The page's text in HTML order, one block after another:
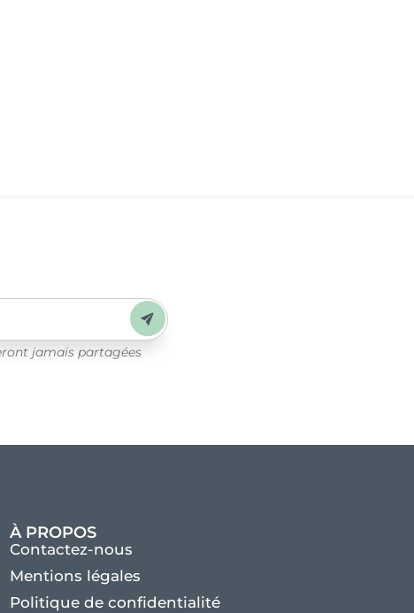
jamais partagées
Envoyer
À PROPOS
Contactez-nous
Mentions légales
Politique de confidentialité